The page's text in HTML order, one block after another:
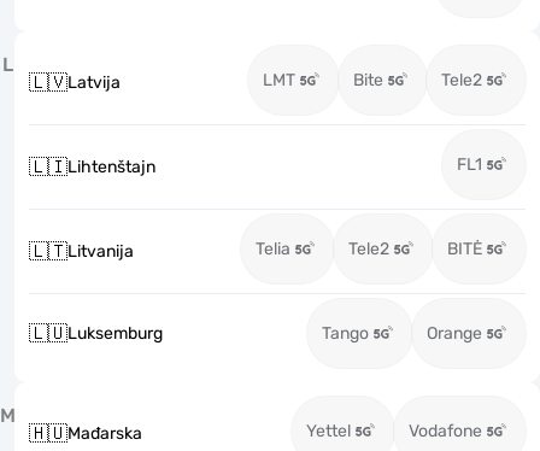
L
🇱🇻Latvija LMT Bite Tele2
🇱🇮Lihtenštajn FL1
🇱🇹Litvanija Telia Tele2 BITĖ
🇱🇺Luksemburg Tango Orange
M
🇭🇺Mađarska Yettel Vodafone